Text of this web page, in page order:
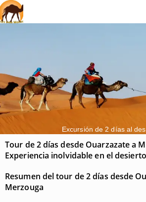
Excursión de 2 días al
Tour de 2 días desde Ouarzazate a
Experiencia inolvidable en el
Resumen del tour de 2 días desde
Merzouga